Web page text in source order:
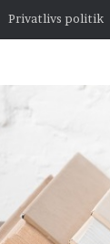
Privatlivs politik